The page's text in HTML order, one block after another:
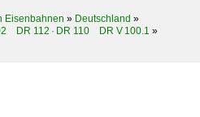
Eisenbahnen » Deutschland »
DR 112 · DR 110 DR V 100.1 »